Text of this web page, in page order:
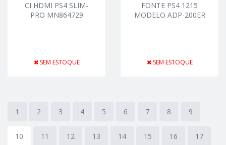
CI HDMI PS4 SLIM-
PRO MN864729
SEM ESTOQUE
FONTE PS4 1215
MODELO ADP-200ER
SEM ESTOQUE
1 2 3 4 5 6 7 8 9
10 11 12 13 14 15 16 17